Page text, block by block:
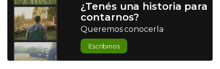
¿Tenés una historia para
contarnos?
Queremos conocerla
Escribinos